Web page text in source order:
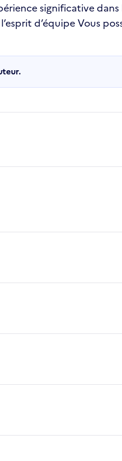
significative dans
d’équipe Vous